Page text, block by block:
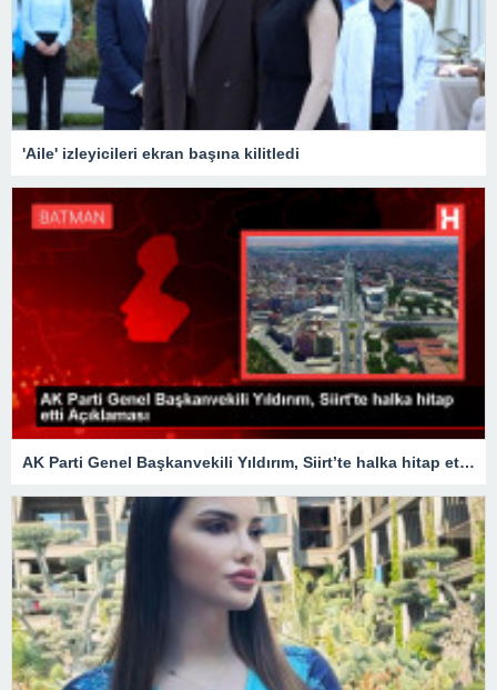
'Aile' izleyicileri ekran başına kilitledi
AK Parti Genel Başkanvekili Yıldırım, Siirt’te halka hitap etti Açıklaması